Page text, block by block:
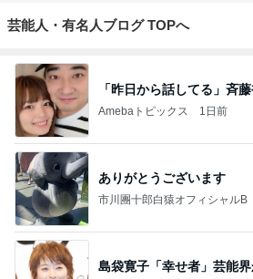
芸能人・有名人ブログ TOPへ
「昨日から話してる」斉
Amebaトピックス 1日前
ありがとうございます
市川團十郎白猿オフィシャルB
島袋寛子「幸せ者」芸能